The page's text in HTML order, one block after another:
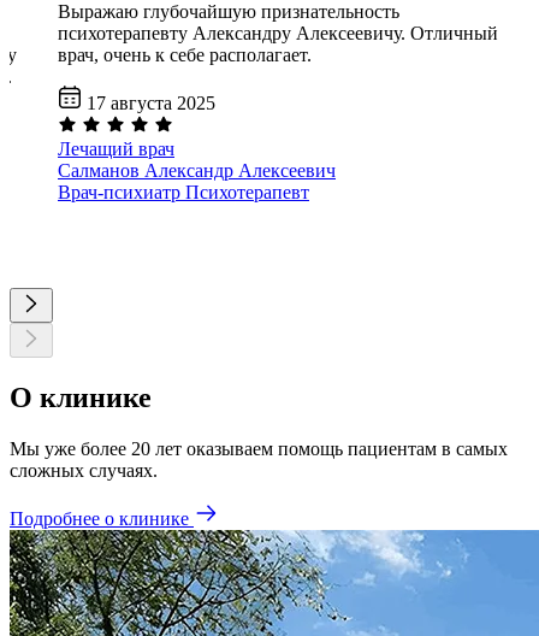
Выражаю глубочайшую признательность
психотерапевту Александру Алексеевичу. Отличный
врач, очень к себе располагает.
17 августа 2025
Лечащий врач
Салманов Александр Алексеевич
Врач-психиатр Психотерапевт
О клинике
Мы уже более 20 лет оказываем помощь пациентам в самых
сложных случаях.
Подробнее о клинике